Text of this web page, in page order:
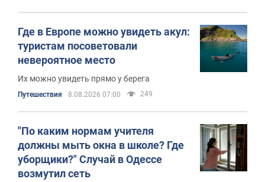
Где в Европе можно увидеть акул:
туристам посоветовали
невероятное место
Их можно увидеть прямо у берега
Путешествия 8.08.2026 07:00 249
"По каким нормам учителя
должны мыть окна в школе? Где
уборщики?" Случай в Одессе
возмутил сеть